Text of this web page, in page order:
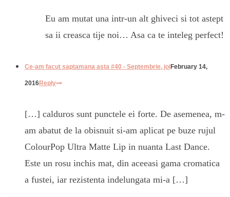
Eu am mutat una intr-un alt ghiveci si tot astept
sa ii creasca tije noi… Asa ca te inteleg perfect!
Ce-am facut saptamana asta #40 - Septembrie, joiFebruary 14,
2016Reply
[…] calduros sunt punctele ei forte. De asemenea, m-
am abatut de la obisnuit si-am aplicat pe buze rujul
ColourPop Ultra Matte Lip in nuanta Last Dance.
Este un rosu inchis mat, din aceeasi gama cromatica
a fustei, iar rezistenta indelungata mi-a […]